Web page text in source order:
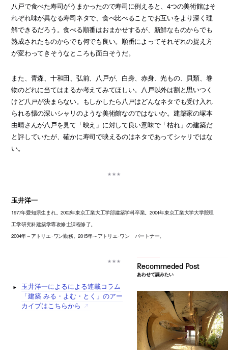
八戸で食べた寿司がうまかったので寿司に例えると、4つの美術館はそ
れぞれ味が異なる寿司ネタで、食べ比べることでお互いをより深く理
解できるだろう。食べる順番はおまかせするが、新鮮なものからでも
熟成されたものからでも何でも良い。順番によってそれぞれの捉え方
が変わってきそうなところも面白そうだ。
また、青森、十和田、弘前、八戸が、白身、赤身、光もの、貝類、巻
物のどれに当てはまるか考えてみてほしい。八戸以外は割と思いつく
けど八戸が決まらない。もしかしたら八戸はどんなネタでも受け入れ
られる懐の深いシャリのような美術館なのではないか。建築家の塚本
由晴さんが八戸を見て「映え」に対して良い意味で「枯れ」の建築だ
と評していたが、確かに寿司で映えるのはネタであってシャリではな
い。
玉井洋一
1977年愛知県生まれ。2002年東京工業大工学部建築学科卒業。2004年東京工業大学大学院理
工学研究科建築学専攻修士課程修了。
2004年～アトリエ･ワン勤務。2015年～アトリエ･ワン パートナー。
玉井洋一によるによる連載コラム
「建築 みる・よむ・とく」のアー
カイブはこちらから
あわせて読みたい